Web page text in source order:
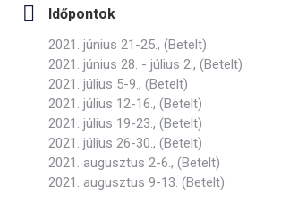
Időpontok
2021. június 21-25., (Betelt)
2021. június 28. - július 2., (Betelt)
2021. július 5-9., (Betelt)
2021. július 12-16., (Betelt)
2021. július 19-23., (Betelt)
2021. július 26-30., (Betelt)
2021. augusztus 2-6., (Betelt)
2021. augusztus 9-13. (Betelt)